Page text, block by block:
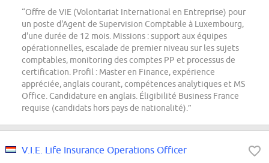
“Offre de VIE (Volontariat International en Entreprise) pour
un poste d'Agent de Supervision Comptable à Luxembourg,
d'une durée de 12 mois. Missions : support aux équipes
opérationnelles, escalade de premier niveau sur les sujets
comptables, monitoring des comptes PP et processus de
certification. Profil : Master en Finance, expérience
appréciée, anglais courant, compétences analytiques et MS
Office. Candidature en anglais. Éligibilité Business France
requise (candidats hors pays de nationalité).”
V.I.E. Life Insurance Operations Officer